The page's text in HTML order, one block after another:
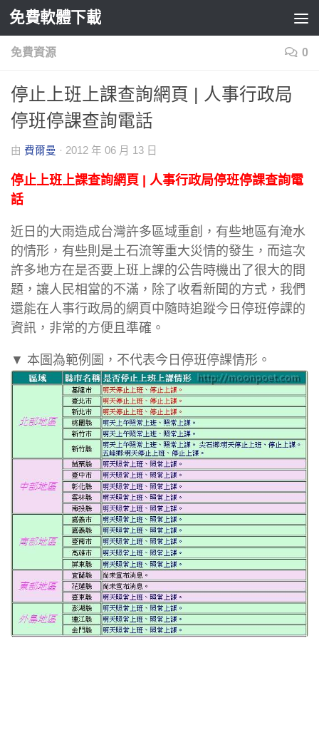
Skip to content
免費軟體下載
免費資源 0
停止上班上課查詢網頁 | 人事行政局
停班停課查詢電話
由 費爾曼 · 2012 年 06 月 13 日
停止上班上課查詢網頁 | 人事行政局停班停課查詢電
話
近日的大雨造成台灣許多區域重創，有些地區有淹水
的情形，有些則是土石流等重大災情的發生，而這次
許多地方在是否要上班上課的公告時機出了很大的問
題，讓人民相當的不滿，除了收看新聞的方式，我們
還能在人事行政局的網頁中隨時追蹤今日停班停課的
資訊，非常的方便且準確。
▼ 本圖為範例圖，不代表今日停班停課情形。